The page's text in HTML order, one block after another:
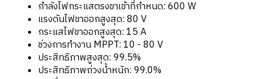
กำลังไฟกระแสตรงขาเข้าที่กำหนด: 600 W
แรงดันไฟขาออกสูงสุด: 80 V
กระแสไฟขาออกสูงสุด: 15 A
ช่วงการทำงาน MPPT: 10 - 80 V
ประสิทธิภาพสูงสุด: 99.5%
ประสิทธิภาพถ่วงน้ำหนัก: 99.0%